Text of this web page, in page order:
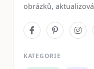
obrázků,
KATEGORIE